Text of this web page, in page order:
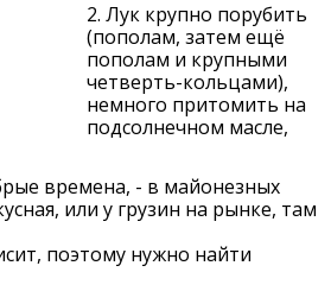
2. Лук крупно порубить
(пополам, затем ещё
пополам и крупными
четверть-кольцами),
немного притомить на
подсолнечном масле,
времена, - в майонезных
или у грузин на рынке, там
поэтому нужно найти